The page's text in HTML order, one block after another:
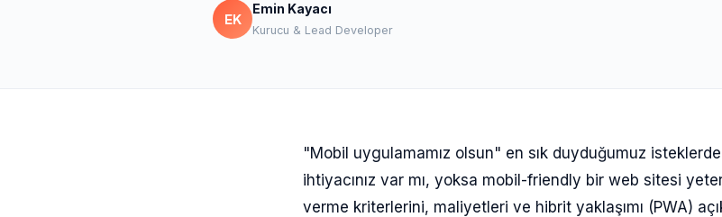
EK
Emin Kayacı
Kurucu & Lead Developer
"Mobil uygulamamız olsun" en sık duyduğumuz
ihtiyacınız var mı, yoksa mobil-friendly bir web sitesi
verme kriterlerini, maliyetleri ve hibrit yaklaşımı (PWA)